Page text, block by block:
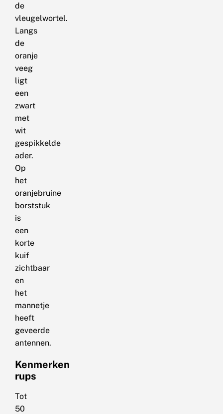
de
vleugelwortel.
Langs
de
oranje
veeg
ligt
een
zwart
met
wit
gespikkelde
ader.
Op
het
oranjebruine
borststuk
is
een
korte
kuif
zichtbaar
en
het
mannetje
heeft
geveerde
antennen.
Kenmerken
rups
Tot
50